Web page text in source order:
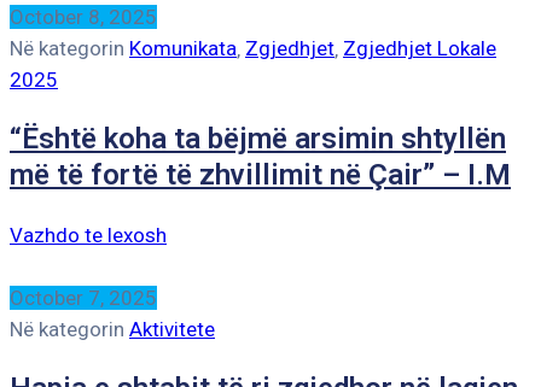
October 8, 2025
Në kategorin Komunikata‚ Zgjedhjet‚ Zgjedhjet Lokale
2025
“Është koha ta bëjmë arsimin shtyllën
më të fortë të zhvillimit në Çair” – I.M
Vazhdo te lexosh
October 7, 2025
Në kategorin Aktivitete